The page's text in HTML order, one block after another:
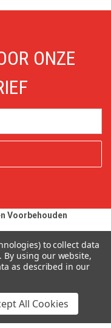
ONZE
Voorbehouden
exclusief BTW,
van producten kunnen
aanbiedingen en
onzePrivacy Policy
voorbehouden.
to collect data
By using our website,
as described in our
All Cookies